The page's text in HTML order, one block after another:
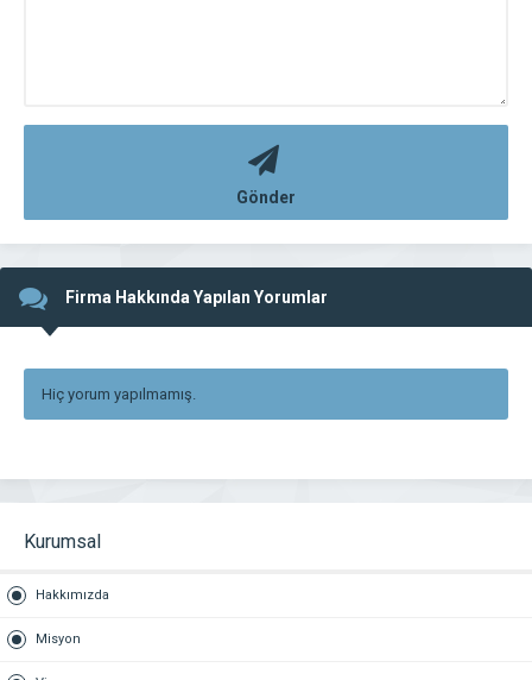
Gönder
Firma Hakkında Yapılan Yorumlar
Hiç yorum yapılmamış.
Kurumsal
Hakkımızda
Misyon